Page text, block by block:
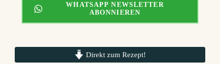
WHATSAPP NEWSLETTER
ABONNIEREN
Direkt zum Rezept!